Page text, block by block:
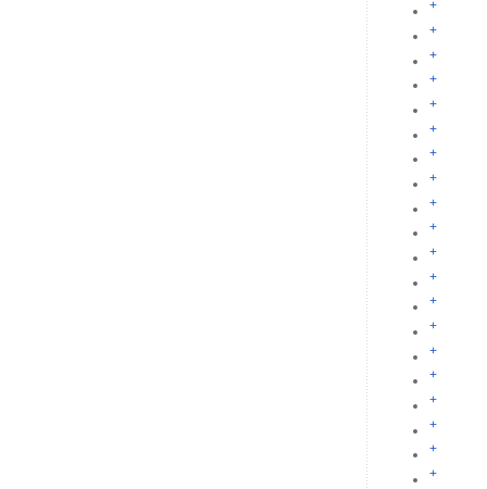
+
+
+
+
+
+
+
+
+
+
+
+
+
+
+
+
+
+
+
+